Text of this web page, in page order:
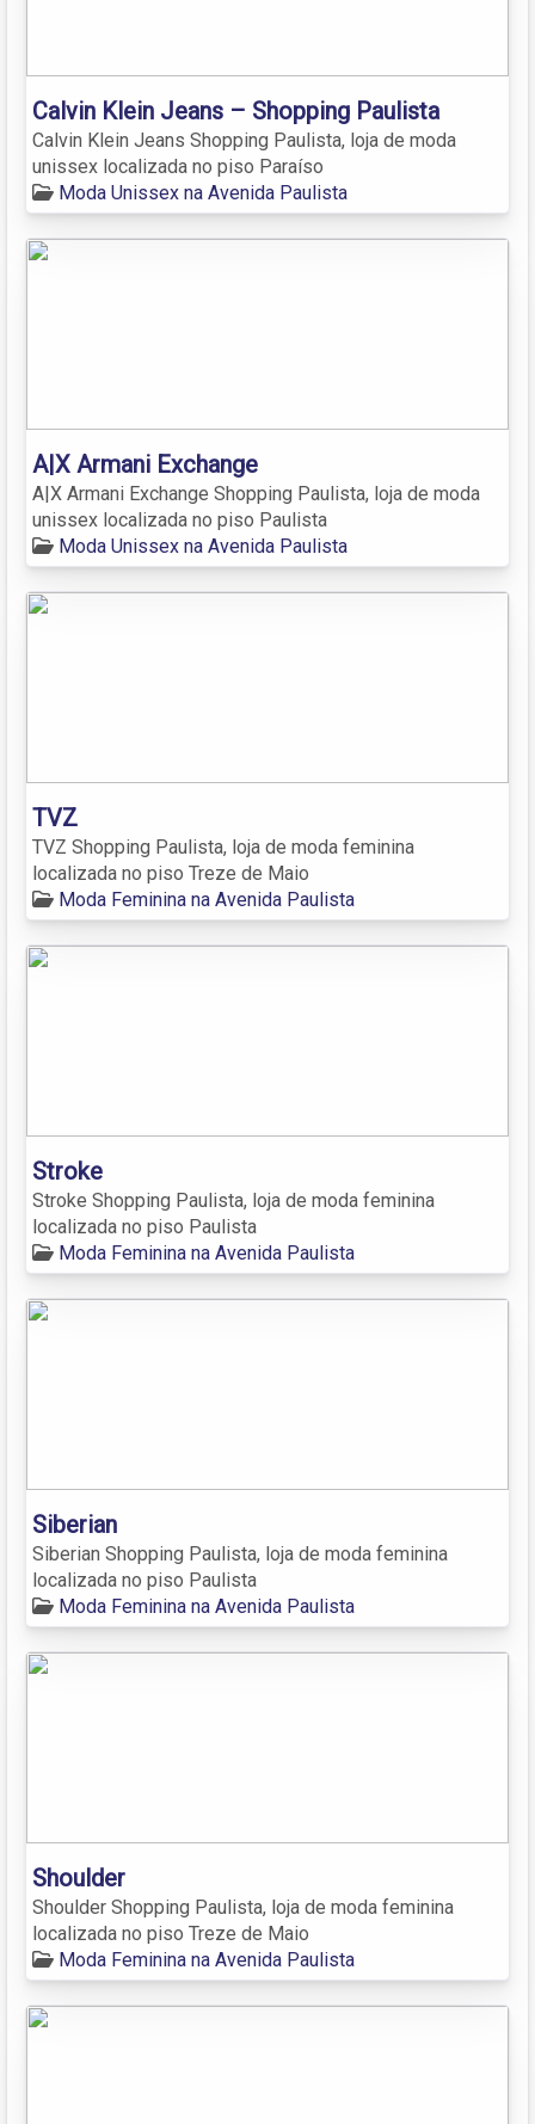
Calvin Klein Jeans – Shopping Paulista
Calvin Klein Jeans Shopping Paulista, loja de moda
unissex localizada no piso Paraíso
Moda Unissex na Avenida Paulista
A|X Armani Exchange
A|X Armani Exchange Shopping Paulista, loja de moda
unissex localizada no piso Paulista
Moda Unissex na Avenida Paulista
TVZ
TVZ Shopping Paulista, loja de moda feminina
localizada no piso Treze de Maio
Moda Feminina na Avenida Paulista
Stroke
Stroke Shopping Paulista, loja de moda feminina
localizada no piso Paulista
Moda Feminina na Avenida Paulista
Siberian
Siberian Shopping Paulista, loja de moda feminina
localizada no piso Paulista
Moda Feminina na Avenida Paulista
Shoulder
Shoulder Shopping Paulista, loja de moda feminina
localizada no piso Treze de Maio
Moda Feminina na Avenida Paulista